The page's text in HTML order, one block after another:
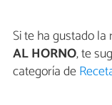
Si te ha gustado la
AL HORNO, te
categoría de